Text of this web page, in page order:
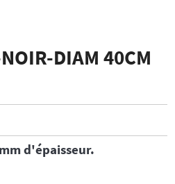
DIAM 40CM
d'épaisseur.